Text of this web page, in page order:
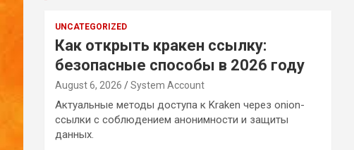
UNCATEGORIZED
Как открыть кракен ссылку:
безопасные способы в 2026 году
August 6, 2026 System Account
Актуальные методы доступа к Kraken через onion-
ссылки с соблюдением анонимности и защиты
данных.